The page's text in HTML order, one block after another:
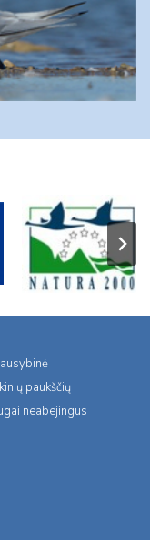
paukščių
neabejingus